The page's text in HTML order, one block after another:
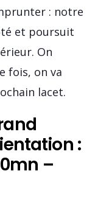
: notre
et poursuit
On
fois, on va
lacet.
:
–